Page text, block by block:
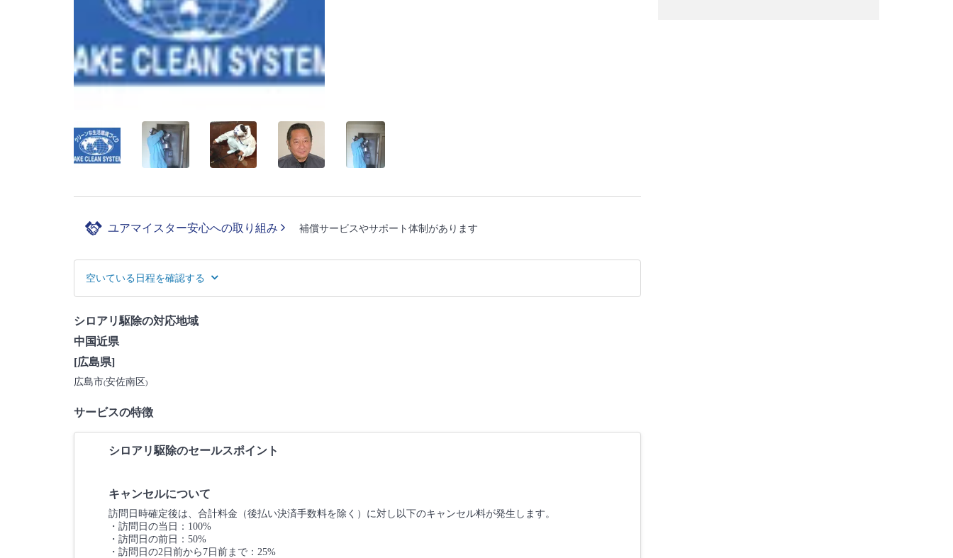
ユアマイスター安心への取り組み 補償サービスやサポート体制があります
空いている日程を確認する
シロアリ駆除の対応地域
中国近県
[広島県]
広島市(安佐南区)
サービスの特徴
シロアリ駆除のセールスポイント
キャンセルについて
訪問日時確定後は、合計料金（後払い決済手数料を除く）に対し以下のキャンセル料が発生します。
・訪問日の当日：100%
・訪問日の前日：50%
・訪問日の2日前から7日前まで：25%